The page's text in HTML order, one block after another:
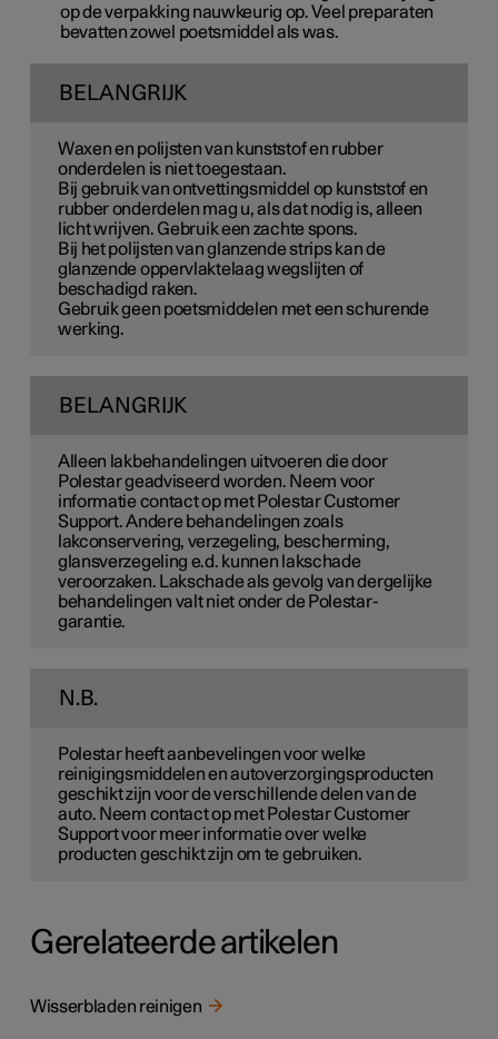
op de verpakking nauwkeurig op. Veel preparaten
bevatten zowel poetsmiddel als was.
BELANGRIJK
Waxen en polijsten van kunststof en rubber
onderdelen is niet toegestaan.
Bij gebruik van ontvettingsmiddel op kunststof en
rubber onderdelen mag u, als dat nodig is, alleen
licht wrijven. Gebruik een zachte spons.
Bij het polijsten van glanzende strips kan de
glanzende oppervlaktelaag wegslijten of
beschadigd raken.
Gebruik geen poetsmiddelen met een schurende
werking.
BELANGRIJK
Alleen lakbehandelingen uitvoeren die door
Polestar geadviseerd worden. Neem voor
informatie contact op met Polestar Customer
Support. Andere behandelingen zoals
lakconservering, verzegeling, bescherming,
glansverzegeling e.d. kunnen lakschade
veroorzaken. Lakschade als gevolg van dergelijke
behandelingen valt niet onder de Polestar-
garantie.
N.B.
Polestar heeft aanbevelingen voor welke
reinigingsmiddelen en autoverzorgingsproducten
geschikt zijn voor de verschillende delen van de
auto. Neem contact op met Polestar Customer
Support voor meer informatie over welke
producten geschikt zijn om te gebruiken.
Gerelateerde artikelen
Wisserbladen reinigen